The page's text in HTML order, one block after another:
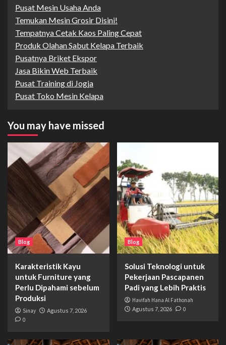
Pusat Mesin Usaha Anda
Temukan Mesin Grosir Disini!
Tempatnya Cetak Kaos Paling Cepat
Produk Olahan Sabut Kelapa Terbaik
Pusatnya Briket Ekspor
Jasa Bikin Web Terbaik
Pusat Training di Jogja
Pusat Toko Mesin Kelapa
You may have missed
Blog
Karakteristik Kayu
untuk Furniture yang
Perlu Dipahami sebelum
Produksi
Sinay Agustus 7, 2026
0
Blog
Solusi Teknologi untuk
Pekerjaan Pascapanen
Padi yang Lebih Praktis
Havifah Hana Al Fathonah
Agustus 7, 2026 0